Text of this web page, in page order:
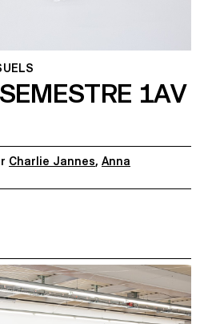
1AV
Charlie Jannes, Anna